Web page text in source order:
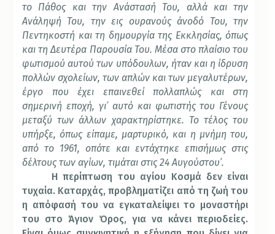
το Πάθος και την Ανάστασή Του, αλλά και την
Ανάληψή Του, την εις ουρανούς άνοδό Του, την
Πεντηκοστή και τη δημουργία της Εκκλησίας, όπως
και τη Δευτέρα Παρουσία Του. Μέσα στο πλαίσιο του
φωτισμού αυτού των υπόδουλων, ήταν και η ίδρυση
πολλών σχολείων, των απλών και των μεγαλυτέρων,
έργο που έχει επαινεθεί πολλαπλώς και στη
σημερινή εποχή, γι᾽ αυτό και φωτιστής του Γένους
μεταξύ των άλλων χαρακτηρίστηκε. Το τέλος του
υπήρξε, όπως είπαμε, μαρτυρικό, και η μνήμη του,
από το 1961, οπότε και εντάχτηκε επισήμως στις
δέλτους των αγίων, τιμάται στις 24 Αυγούστου᾽.
Η περίπτωση του αγίου Κοσμά δεν είναι
τυχαία. Καταρχάς, προβληματίζει από τη ζωή του
η απόφασή του να εγκαταλείψει το μοναστήρι
του στο Άγιον Όρος, για να κάνει περιοδείες.